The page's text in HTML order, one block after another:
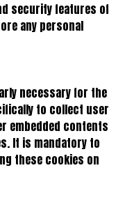
security features of
any personal
necessary for the
to collect user
embedded contents
It is mandatory to
these cookies on